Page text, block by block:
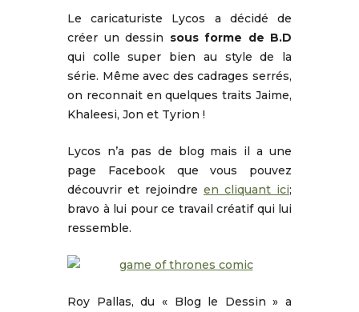
Le caricaturiste Lycos a décidé de
créer un dessin sous forme de B.D
qui colle super bien au style de la
série. Même avec des cadrages serrés,
on reconnait en quelques traits Jaime,
Khaleesi, Jon et Tyrion !
Lycos n’a pas de blog mais il a une
page Facebook que vous pouvez
découvrir et rejoindre en cliquant ici;
bravo à lui pour ce travail créatif qui lui
ressemble.
Roy Pallas, du « Blog le Dessin » a